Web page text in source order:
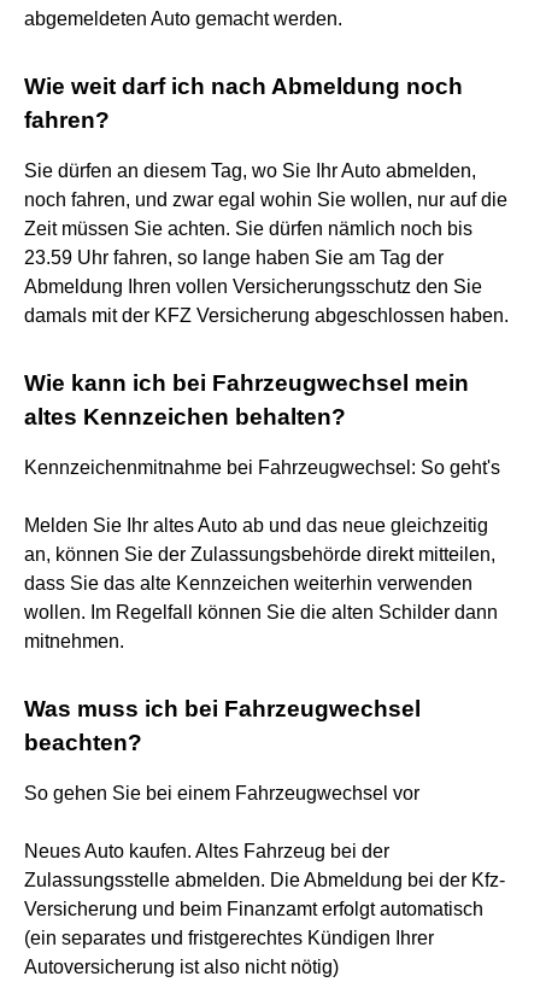
abgemeldeten Auto gemacht werden.
Wie weit darf ich nach Abmeldung noch
fahren?
Sie dürfen an diesem Tag, wo Sie Ihr Auto abmelden,
noch fahren, und zwar egal wohin Sie wollen, nur auf die
Zeit müssen Sie achten. Sie dürfen nämlich noch bis
23.59 Uhr fahren, so lange haben Sie am Tag der
Abmeldung Ihren vollen Versicherungsschutz den Sie
damals mit der KFZ Versicherung abgeschlossen haben.
Wie kann ich bei Fahrzeugwechsel mein
altes Kennzeichen behalten?
Kennzeichenmitnahme bei Fahrzeugwechsel: So geht's
Melden Sie Ihr altes Auto ab und das neue gleichzeitig
an, können Sie der Zulassungsbehörde direkt mitteilen,
dass Sie das alte Kennzeichen weiterhin verwenden
wollen. Im Regelfall können Sie die alten Schilder dann
mitnehmen.
Was muss ich bei Fahrzeugwechsel
beachten?
So gehen Sie bei einem Fahrzeugwechsel vor
Neues Auto kaufen. Altes Fahrzeug bei der
Zulassungsstelle abmelden. Die Abmeldung bei der Kfz-
Versicherung und beim Finanzamt erfolgt automatisch
(ein separates und fristgerechtes Kündigen Ihrer
Autoversicherung ist also nicht nötig)